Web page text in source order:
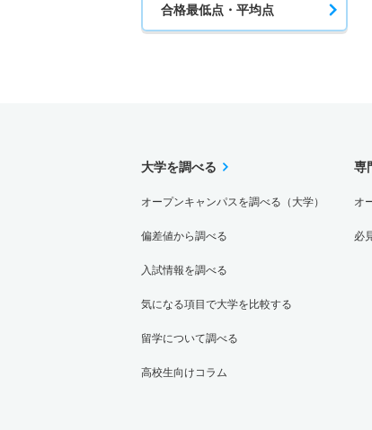
合格最低点・平均点
大学を調べる
オープンキャンパスを調べる（大学）
偏差値から調べる
入試情報を調べる
気になる項目で大学を比較する
留学について調べる
高校生向けコラム
専
オ
必